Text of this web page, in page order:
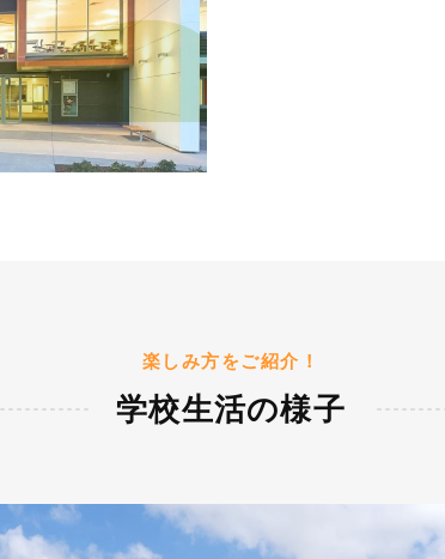
楽しみ方をご紹介！
学校生活の様子